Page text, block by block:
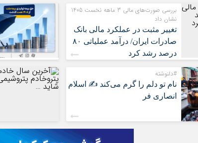
بررسی صورت‌های مالی 3 ماهه نخست 1405
نشان داد
تغییر مثبت در عملکرد مالی بانک
صادرات ایران/ درآمد عملیاتی ۸۰
درصد رشد کرد
#دلنوشته
نام تو دلم را گرم می‌کند ✍️ اسلام
انصاری فر